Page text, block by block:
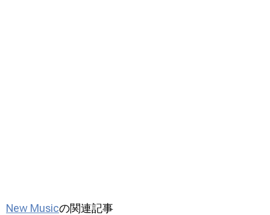
New Musicの関連記事